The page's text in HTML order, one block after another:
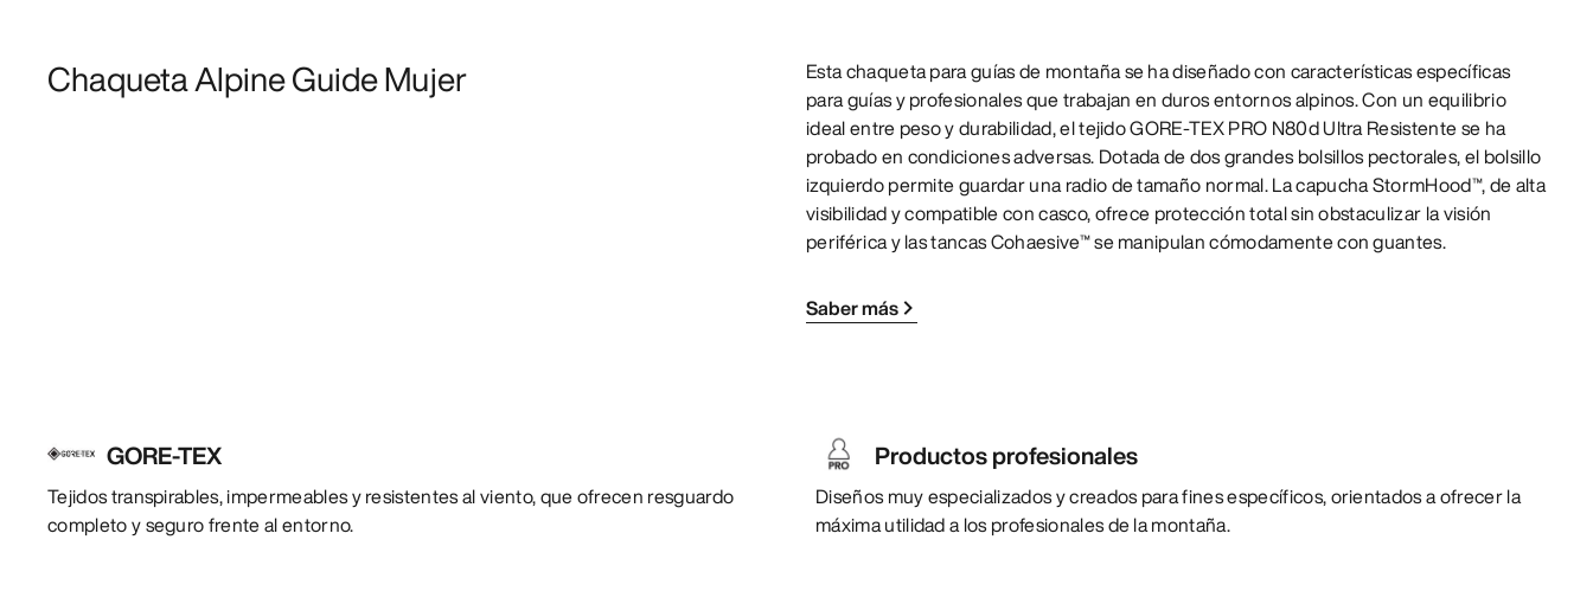
Chaqueta Alpine Guide Mujer
Esta chaqueta para guías de montaña se ha diseñado con características específicas
para guías y profesionales que trabajan en duros entornos alpinos. Con un equilibrio
ideal entre peso y durabilidad, el tejido GORE-TEX PRO N80d Ultra Resistente se ha
probado en condiciones adversas. Dotada de dos grandes bolsillos pectorales, el bolsillo
izquierdo permite guardar una radio de tamaño normal. La capucha StormHood™, de alta
visibilidad y compatible con casco, ofrece protección total sin obstaculizar la visión
periférica y las tancas Cohaesive™ se manipulan cómodamente con guantes.
Saber más
GORE-TEX
Tejidos transpirables, impermeables y resistentes al viento, que ofrecen resguardo
completo y seguro frente al entorno.
Productos profesionales
Diseños muy especializados y creados para fines específicos, orientados a ofrecer la
máxima utilidad a los profesionales de la montaña.